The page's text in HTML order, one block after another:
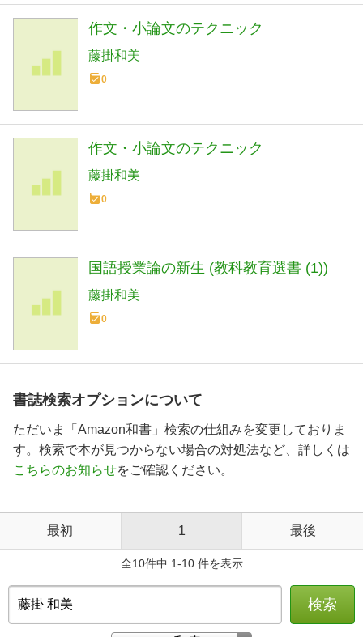
作文・小論文のテクニック
藤掛和美
0
作文・小論文のテクニック
藤掛和美
0
国語授業論の新生 (教科教育選書 (1))
藤掛和美
0
書誌検索オプションについて
ただいま「Amazon和書」検索の仕組みを変更しておりま
す。検索で本が見つからない場合の対処法など、詳しくは
こちらのお知らせをご確認ください。
最初 1 最後
全10件中 1-10 件を表示
検索